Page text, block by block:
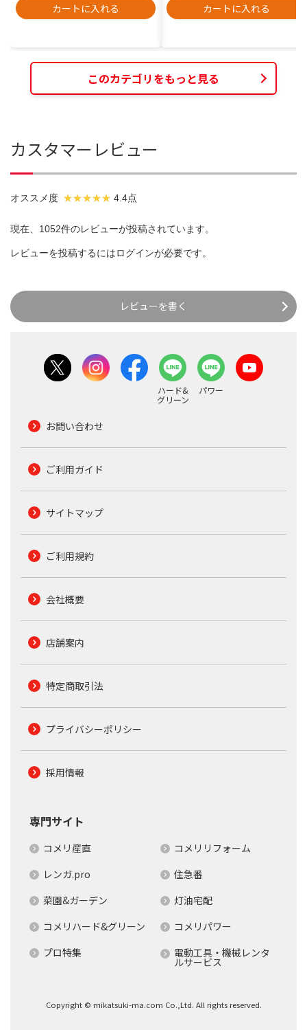
カートに入れる カートに入れる
このカテゴリをもっと見る
カスタマーレビュー
オススメ度 4.4点
現在、1052件のレビューが投稿されています。
レビューを投稿するにはログインが必要です。
レビューを書く
ハード&
グリーン
パワー
お問い合わせ
ご利用ガイド
サイトマップ
ご利用規約
会社概要
店舗案内
特定商取引法
プライバシーポリシー
採用情報
専門サイト
コメリ産直
コメリリフォーム
レンガ.pro
住急番
菜園&ガーデン
灯油宅配
コメリハード&グリーン
コメリパワー
プロ特集
電動工具・機械レンタ
ルサービス
Copyright © mikatsuki-ma.com Co.,Ltd. All rights reserved.